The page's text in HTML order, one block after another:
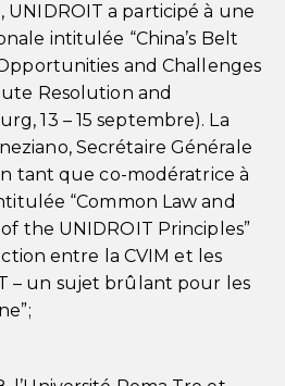
UNIDROIT a participé à une
intitulée “China’s Belt
and Challenges
Resolution and
13 – 15 septembre). La
Secrétaire Générale
tant que co-modératrice à
“Common Law and
the UNIDROIT Principles”
entre la CVIM et les
– un sujet brûlant pour les